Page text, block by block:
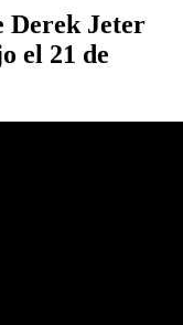
Derek Jeter
el 21 de